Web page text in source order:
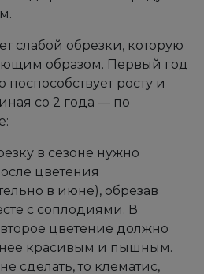
слабой обрезки, которую
образом. Первый год
поспособствует росту и
со 2 года — по
в сезоне нужно
цветения
в июне), обрезав
с соплодиями. В
второе цветение должно
красивым и пышным.
сделать, то клематис,